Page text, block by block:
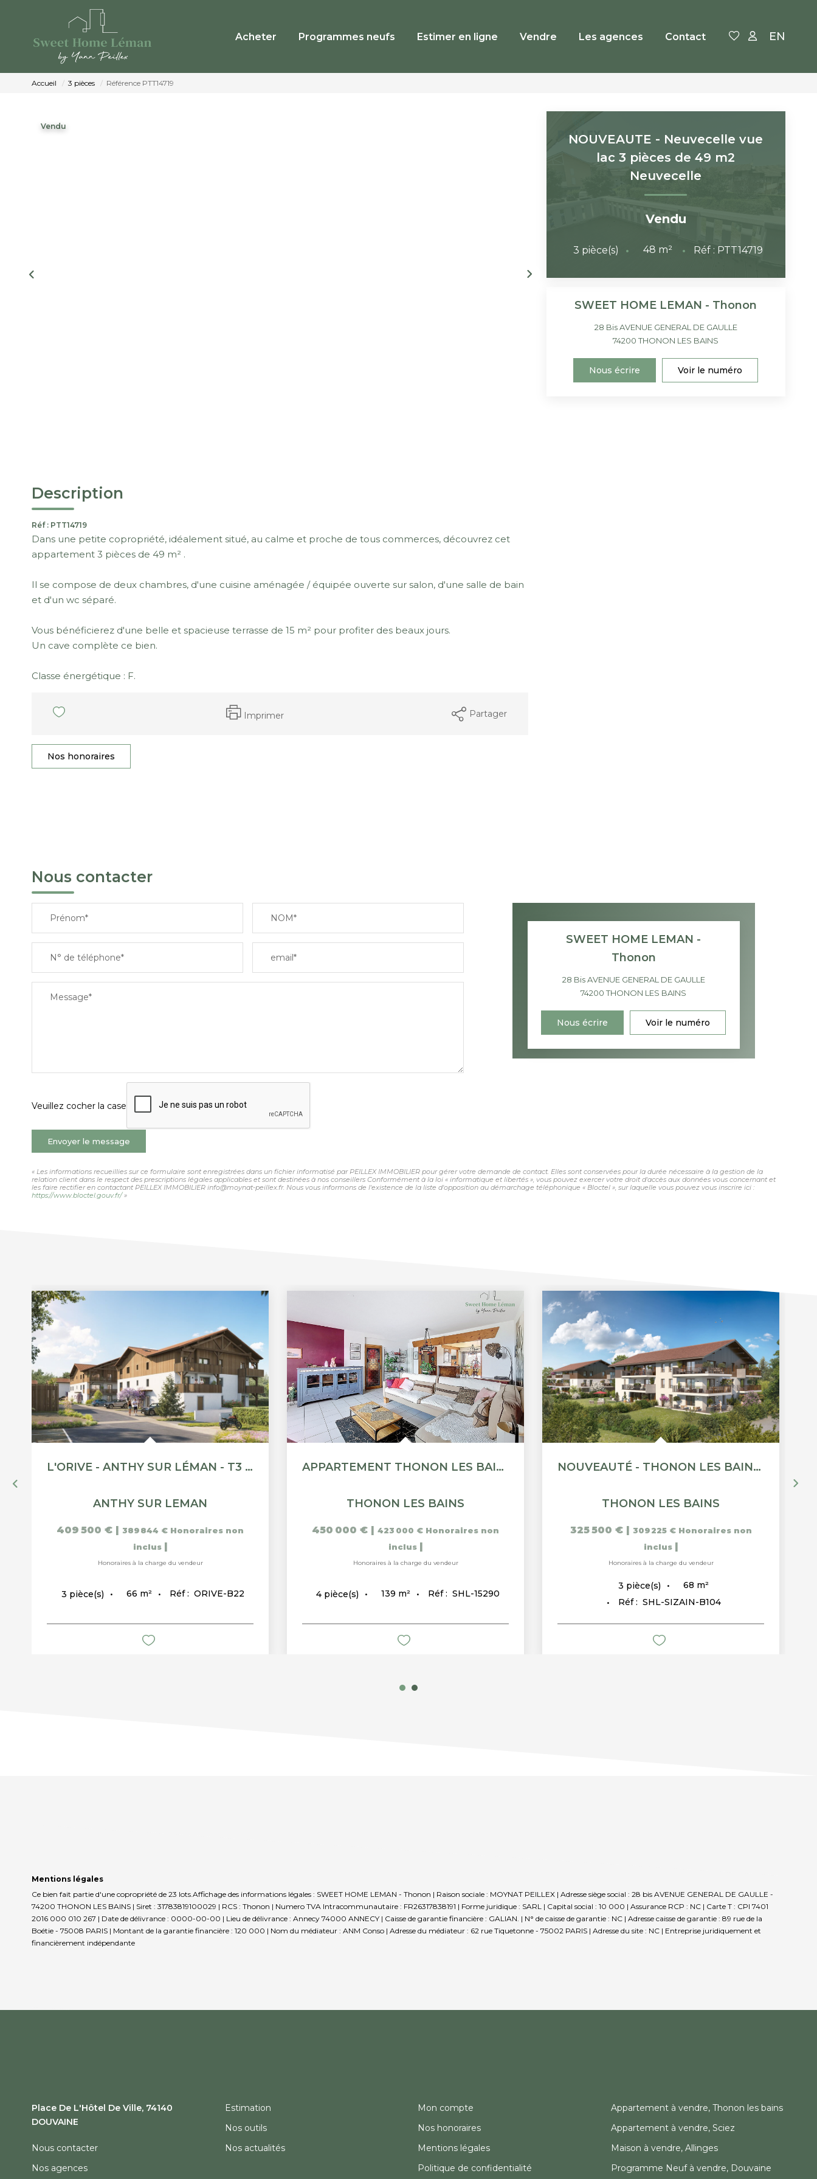
Acheter Programmes neufs Estimer en ligne Vendre Les agences Contact EN
Accueil 3 pièces Référence PTT14719
Vendu
Description
Réf : PTT14719
Dans une petite copropriété, idéalement situé, au calme et proche de tous commerces, découvrez cet
appartement 3 pièces de 49 m² .
Il se compose de deux chambres, d'une cuisine aménagée / équipée ouverte sur salon, d'une salle de bain
et d'un wc séparé.
Vous bénéficierez d'une belle et spacieuse terrasse de 15 m² pour profiter des beaux jours.
Un cave complète ce bien.
Classe énergétique : F.
Imprimer Partager
Nos honoraires
NOUVEAUTE - Neuvecelle vue
lac 3 pièces de 49 m2
Neuvecelle
Vendu
3 pièce(s) 48 m² Réf : PTT14719
SWEET HOME LEMAN - Thonon
28 Bis AVENUE GENERAL DE GAULLE
74200THONON LES BAINS
Nous écrire Voir le numéro
Nous contacter
Prénom* NOM*
N° de téléphone* email*
Message*
Veuillez cocher la case
Envoyer le message
SWEET HOME LEMAN -
Thonon
28 Bis AVENUE GENERAL DE GAULLE
74200THONON LES BAINS
Nous écrire Voir le numéro
« Les informations recueillies sur ce formulaire sont enregistrées dans un fichier informatisé par PEILLEX IMMOBILIER pour gérer votre demande de contact. Elles sont conservées pour la durée nécessaire à la gestion de la
relation client dans le respect des prescriptions légales applicables et sont destinées à nos conseillers Conformément à la loi « informatique et libertés », vous pouvez exercer votre droit d'accès aux données vous concernant et
les faire rectifier en contactant PEILLEX IMMOBILIER info@moynat-peillex.fr. Nous vous informons de l'existence de la liste d'opposition au démarchage téléphonique « Bloctel », sur laquelle vous pouvez vous inscrire ici :
https://www.bloctel.gouv.fr/»
L'ORIVE - ANTHY SUR LÉMAN - T3 DE 66.40M²
ANTHY SUR LEMAN
409 500 € | 389 844 € Honoraires non
inclus |
Honoraires à la charge du vendeur
3 pièce(s) 66 m² Réf : ORIVE-B22
APPARTEMENT THONON LES BAINS 4 PIÈCES 139 M2
THONON LES BAINS
450 000 € | 423 000 € Honoraires non
inclus |
Honoraires à la charge du vendeur
4 pièce(s) 139 m² Réf : SHL-15290
NOUVEAUTÉ - THONON LES BAINS - APPARTEMENT T3
THONON LES BAINS
325 500 € | 309 225 € Honoraires non
inclus |
Honoraires à la charge du vendeur
3 pièce(s) 68 m²
Réf : SHL-SIZAIN-B104
Mentions légales
Ce bien fait partie d'une copropriété de 23 lots.Affichage des informations légales : SWEET HOME LEMAN - Thonon | Raison sociale : MOYNAT PEILLEX | Adresse siège social : 28 bis AVENUE GENERAL DE GAULLE -
74200 THONON LES BAINS | Siret : 31783819100029 | RCS : Thonon | Numero TVA Intracommunautaire : FR26317838191 | Forme juridique : SARL | Capital social : 10 000 | Assurance RCP : NC | Carte T : CPI 7401
2016 000 010 267 | Date de délivrance : 0000-00-00 | Lieu de délivrance : Annecy 74000 ANNECY | Caisse de garantie financière : GALIAN. | N° de caisse de garantie : NC | Adresse caisse de garantie : 89 rue de la
Boétie - 75008 PARIS | Montant de la garantie financière : 120 000 | Nom du médiateur : ANM Conso | Adresse du médiateur : 62 rue Tiquetonne - 75002 PARIS | Adresse du site : NC | Entreprise juridiquement et
financièrement indépendante
Place De L'Hôtel De Ville, 74140
DOUVAINE
Nous contacter
Nos agences
Estimation
Nos outils
Nos actualités
Mon compte
Nos honoraires
Mentions légales
Politique de confidentialité
Appartement à vendre, Thonon les bains
Appartement à vendre, Sciez
Maison à vendre, Allinges
Programme Neuf à vendre, Douvaine